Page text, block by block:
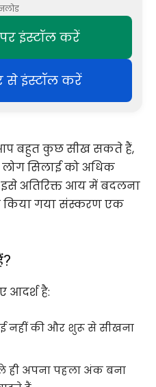
इंस्टॉल करें
से इंस्टॉल करें
बहुत कुछ सीख सकते हैं,
सिलाई को अधिक
अतिरिक्त आय में बदलना
किया गया संस्करण एक
आदर्श है:
नहीं की और शुरू से सीखना
ही अपना पहला अंक बना